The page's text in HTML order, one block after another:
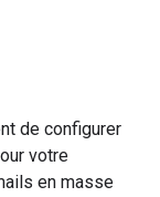
de configurer
votre
en masse